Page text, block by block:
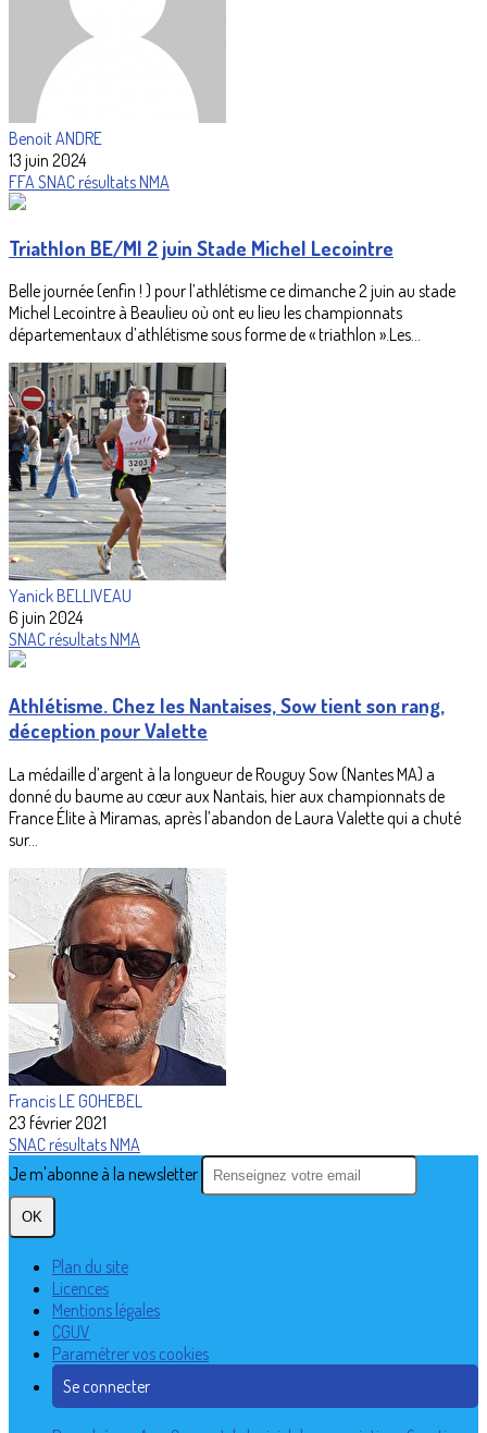
Benoit ANDRE
13 juin 2024
FFA SNACrésultatsNMA
Triathlon BE/MI 2 juin Stade Michel Lecointre
Belle journée (enfin ! ) pour l’athlétisme ce dimanche 2 juin au stade
Michel Lecointre à Beaulieu où ont eu lieu les championnats
départementaux d’athlétisme sous forme de « triathlon ».Les...
Yanick BELLIVEAU
6 juin 2024
SNACrésultatsNMA
Athlétisme. Chez les Nantaises, Sow tient son rang,
déception pour Valette
La médaille d’argent à la longueur de Rouguy Sow (Nantes MA) a
donné du baume au cœur aux Nantais, hier aux championnats de
France Élite à Miramas, après l’abandon de Laura Valette qui a chuté
sur...
Francis LE GOHEBEL
23 février 2021
SNACrésultatsNMA
Je m'abonne à la newsletter
OK
Plan du site
Licences
Mentions légales
CGUV
Paramétrer vos cookies
Se connecter